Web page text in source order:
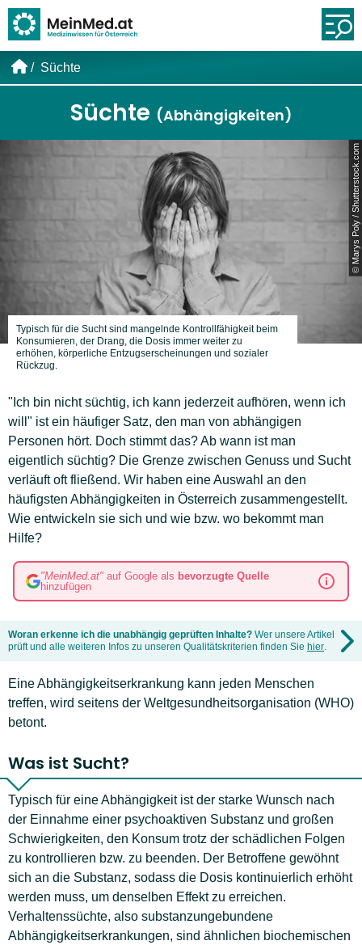
Süchte
Süchte (Abhängigkeiten)
Typisch für die Sucht sind mangelnde Kontrollfähigkeit beim
Konsumieren, der Drang, die Dosis immer weiter zu
erhöhen, körperliche Entzugserscheinungen und sozialer
Rückzug.
© Marys Poly / Shutterstock.com
"Ich bin nicht süchtig, ich kann jederzeit aufhören, wenn ich
will" ist ein häufiger Satz, den man von abhängigen
Personen hört. Doch stimmt das? Ab wann ist man
eigentlich süchtig? Die Grenze zwischen Genuss und Sucht
verläuft oft fließend. Wir haben eine Auswahl an den
häufigsten Abhängigkeiten in Österreich zusammengestellt.
Wie entwickeln sie sich und wie bzw. wo bekommt man
Hilfe?
"MeinMed.at" auf Google als bevorzugte Quelle
hinzufügen
Woran erkenne ich die unabhängig geprüften Inhalte? Wer unsere Artikel
prüft und alle weiteren Infos zu unseren Qualitätskriterien finden Sie hier.
Eine Abhängigkeitserkrankung kann jeden Menschen
treffen, wird seitens der Weltgesundheitsorganisation (WHO)
betont.
Was ist Sucht?
Typisch für eine Abhängigkeit ist der starke Wunsch nach
der Einnahme einer psychoaktiven Substanz und großen
Schwierigkeiten, den Konsum trotz der schädlichen Folgen
zu kontrollieren bzw. zu beenden. Der Betroffene gewöhnt
sich an die Substanz, sodass die Dosis kontinuierlich erhöht
werden muss, um denselben Effekt zu erreichen.
Verhaltenssüchte, also substanzungebundene
Abhängigkeitserkrankungen, sind ähnlichen biochemischen